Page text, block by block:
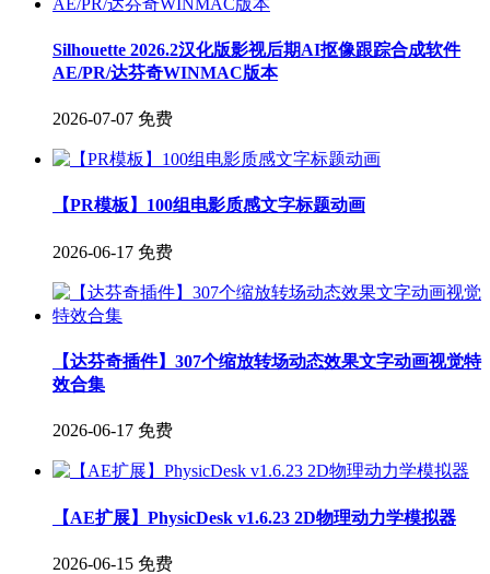
Silhouette 2026.2汉化版影视后期AI抠像跟踪合成软件
AE/PR/达芬奇WINMAC版本
2026-07-07 免费
【PR模板】100组电影质感文字标题动画
2026-06-17 免费
【达芬奇插件】307个缩放转场动态效果文字动画视觉特
效合集
2026-06-17 免费
【AE扩展】PhysicDesk v1.6.23 2D物理动力学模拟器
2026-06-15 免费